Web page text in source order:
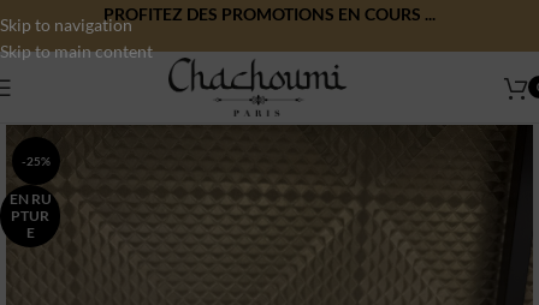
Skip to navigation
Skip to main content
PROFITEZ DES PROMOTIONS EN COURS ...
-25%
EN RU
PTUR
E